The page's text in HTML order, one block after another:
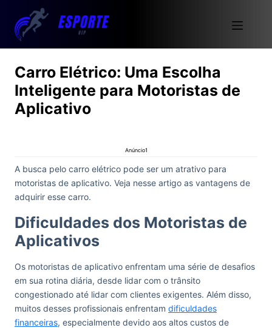
Carro Elétrico: Uma Escolha
Inteligente para Motoristas de
Aplicativo
Anúncio1
A busca pelo carro elétrico pode ser um atrativo para
motoristas de aplicativo. Veja nesse artigo as vantagens de
adquirir esse carro.
Dificuldades dos Motoristas de
Aplicativos
Os motoristas de aplicativo enfrentam uma série de desafios
em sua rotina diária, desde lidar com o trânsito
congestionado até lidar com clientes exigentes. Além disso,
muitos desses profissionais enfrentam dificuldades
financeiras, especialmente devido aos altos custos de